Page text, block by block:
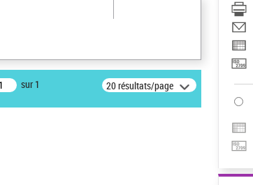
sur 1 20 résultats/page